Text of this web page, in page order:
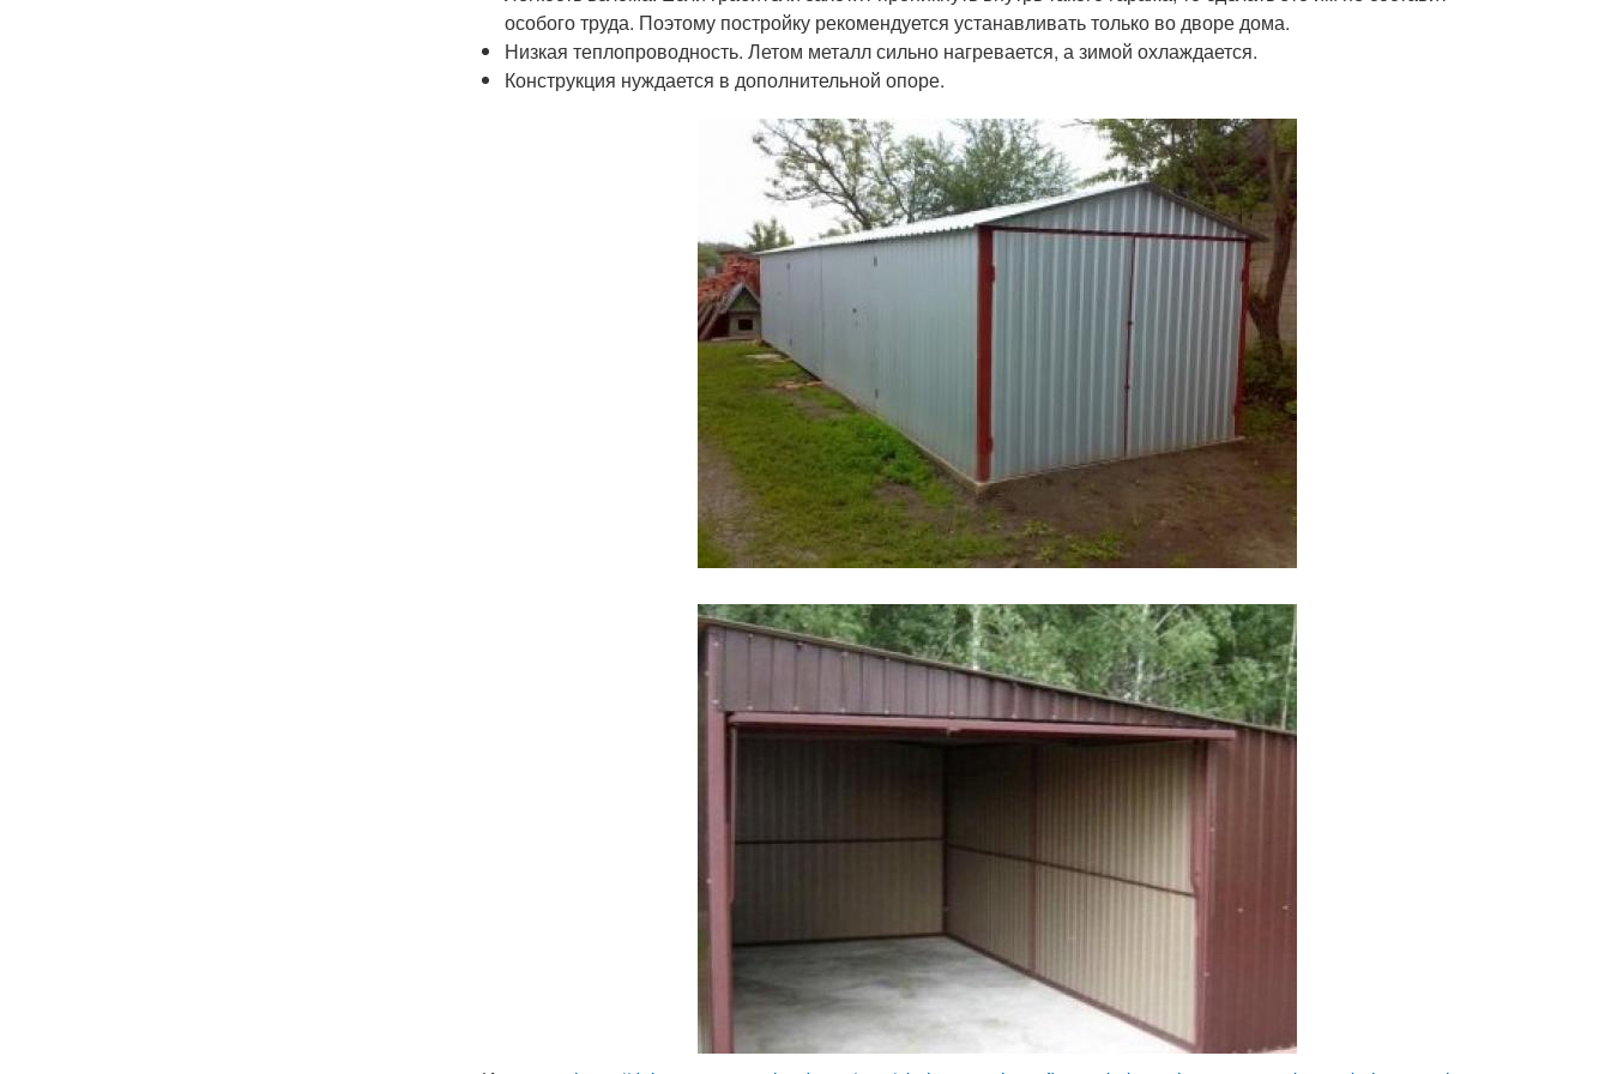
особого труда. Поэтому постройку рекомендуется устанавливать только во дворе дома.
Низкая теплопроводность. Летом металл сильно нагревается, а зимой охлаждается.
Конструкция нуждается в дополнительной опоре.